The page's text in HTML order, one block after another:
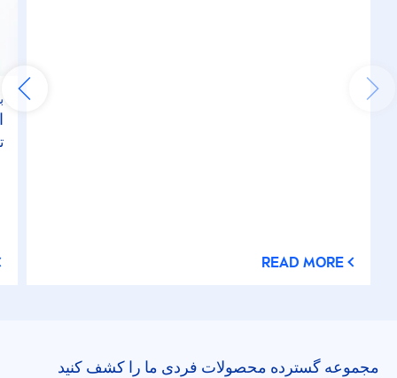
READ MORE
مجموعه گسترده محصولات فردی ما را کشف کنید